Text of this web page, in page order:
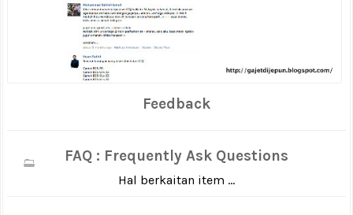
Feedback
FAQ : Frequently Ask Questions
Hal berkaitan item ...